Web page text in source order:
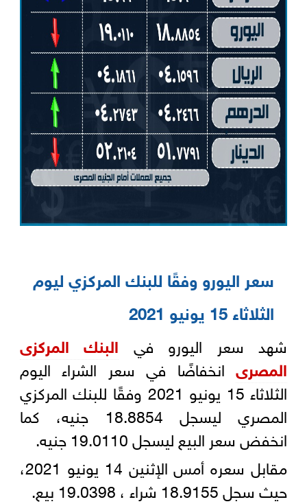
سعر اليورو وفقًا للبنك المركزي ليوم
الثلاثاء 15 يونيو 2021‏‎
شهد سعر اليورو في البنك المركزى
المصرىانخفاضًا في سعر الشراء اليوم
الثلاثاء 15 يونيو 2021 وفقًا للبنك المركزي
المصري ليسجل ‏‎18.8854 جنيه، كما
انخفض سعر البيع ليسجل 19.0110 ‏جنيه.‎
مقابل سعره أمس الإثنين 14 يونيو 2021،
حيث سجل 18.9155 شراء ، 19.0398 بيع‎.‎